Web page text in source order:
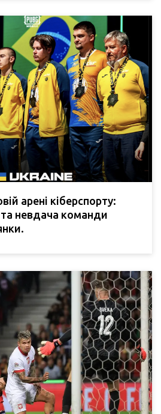
арені кіберспорту:
невдача команди